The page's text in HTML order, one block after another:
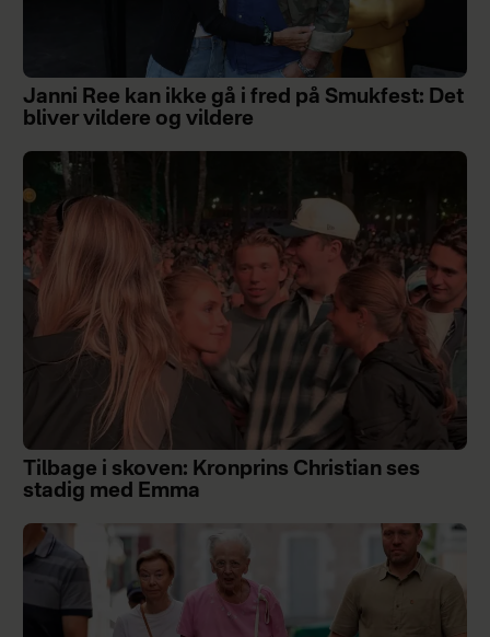
Janni Ree kan ikke gå i fred på Smukfest: Det
bliver vildere og vildere
Tilbage i skoven: Kronprins Christian ses
stadig med Emma